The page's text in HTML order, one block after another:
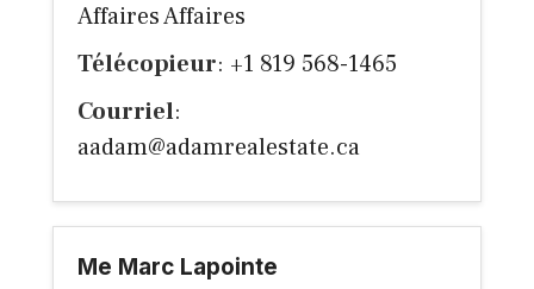
Affaires Affaires
Télécopieur: +1 819 568-1465
Courriel:
aadam@adamrealestate.ca
Me Marc Lapointe